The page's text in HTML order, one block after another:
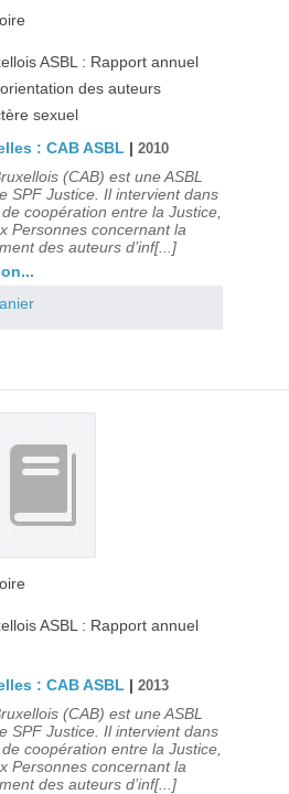
ASBL : Rapport annuel
des auteurs
sexuel
: CAB ASBL | 2010
(CAB) est une ASBL
SPF Justice. Il intervient dans
coopération entre la Justice,
Personnes concernant la
des auteurs d’inf[...]
ASBL : Rapport annuel
: CAB ASBL | 2013
(CAB) est une ASBL
SPF Justice. Il intervient dans
coopération entre la Justice,
Personnes concernant la
des auteurs d’inf[...]